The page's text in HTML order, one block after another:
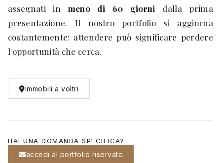
assegnati in meno di 60 giorni dalla prima
presentazione. Il nostro portfolio si aggiorna
costantemente: attendere può significare perdere
l'opportunità che cerca.
immobili a voltri
HAI UNA DOMANDA SPECIFICA?
accedi al portfolio riservato